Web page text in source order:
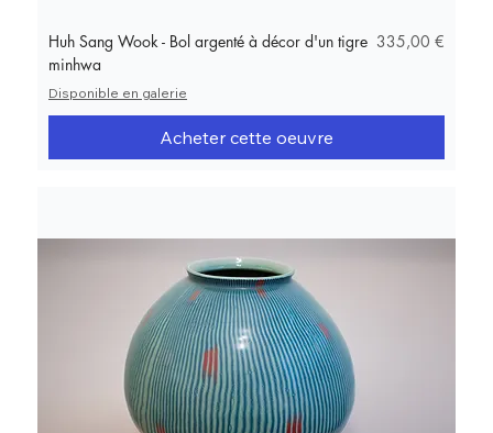
Huh Sang Wook - Bol argenté à décor d'un tigre
minhwa
Prix
335,00 €
Disponible en galerie
Acheter cette oeuvre